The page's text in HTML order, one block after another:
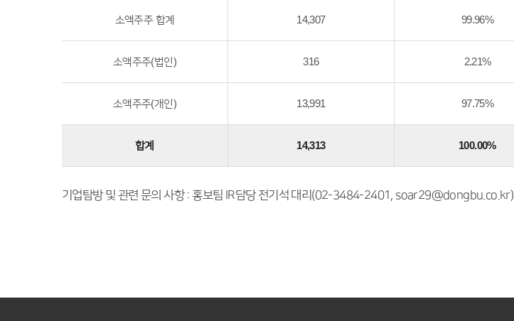
소액주주 합계 14,307 99.96%
소액주주(법인) 316 2.21%
소액주주(개인) 13,991 97.75%
합계 14,313 100.00%
기업탐방 및 관련 문의 사항 : 홍보팀 IR담당 전기석 대리(02-3484-2401, soar29@dongbu.co.kr)